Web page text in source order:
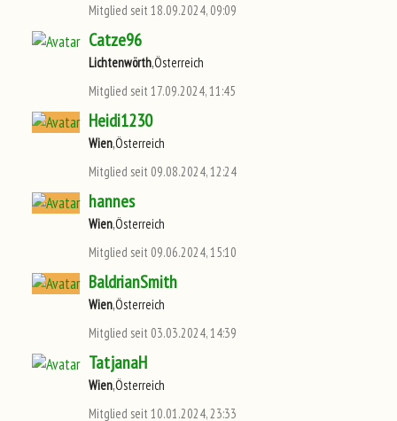
Mitglied seit 18.09.2024, 09:09
Catze96
Lichtenwörth,Österreich
Mitglied seit 17.09.2024, 11:45
Heidi1230
Wien,Österreich
Mitglied seit 09.08.2024, 12:24
hannes
Wien,Österreich
Mitglied seit 09.06.2024, 15:10
BaldrianSmith
Wien,Österreich
Mitglied seit 03.03.2024, 14:39
TatjanaH
Wien,Österreich
Mitglied seit 10.01.2024, 23:33